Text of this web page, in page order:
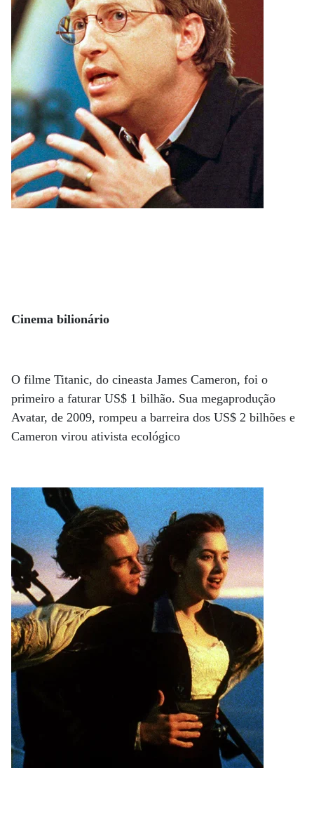
Cinema bilionário
O filme Titanic, do cineasta James Cameron, foi o
primeiro a faturar US$ 1 bilhão. Sua megaprodução
Avatar, de 2009, rompeu a barreira dos US$ 2 bilhões e
Cameron virou ativista ecológico